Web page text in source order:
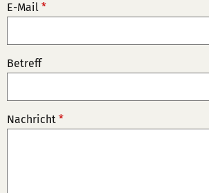
E-Mail *
Betreff
Nachricht *